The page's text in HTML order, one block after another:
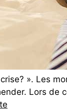
». Les
Lors de